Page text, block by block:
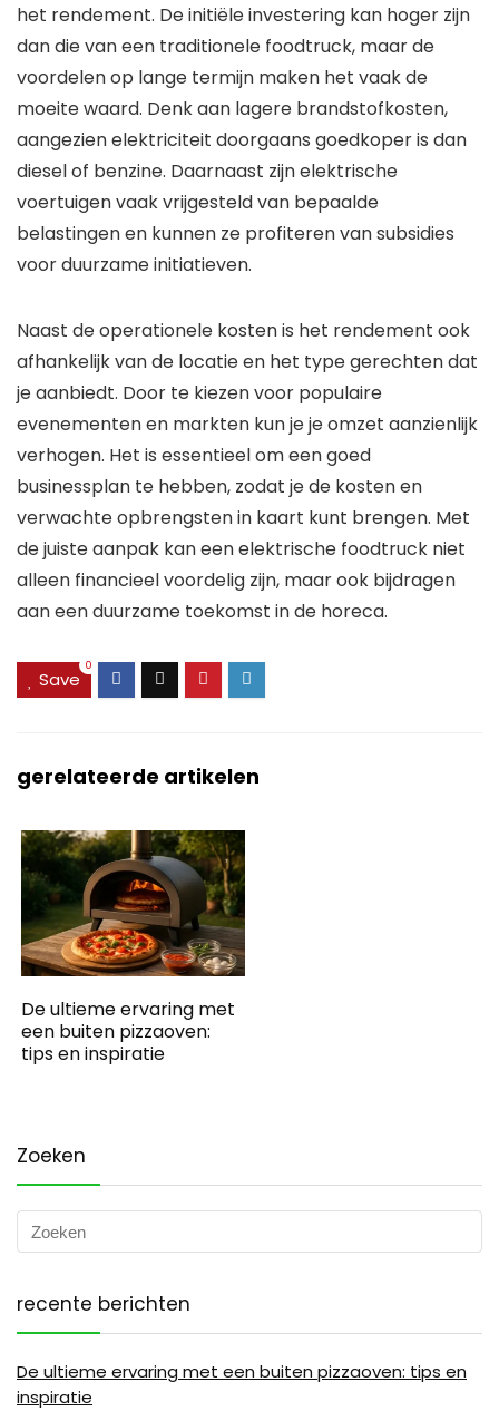
het rendement. De initiële investering kan hoger zijn
dan die van een traditionele foodtruck, maar de
voordelen op lange termijn maken het vaak de
moeite waard. Denk aan lagere brandstofkosten,
aangezien elektriciteit doorgaans goedkoper is dan
diesel of benzine. Daarnaast zijn elektrische
voertuigen vaak vrijgesteld van bepaalde
belastingen en kunnen ze profiteren van subsidies
voor duurzame initiatieven.
Naast de operationele kosten is het rendement ook
afhankelijk van de locatie en het type gerechten dat
je aanbiedt. Door te kiezen voor populaire
evenementen en markten kun je je omzet aanzienlijk
verhogen. Het is essentieel om een goed
businessplan te hebben, zodat je de kosten en
verwachte opbrengsten in kaart kunt brengen. Met
de juiste aanpak kan een elektrische foodtruck niet
alleen financieel voordelig zijn, maar ook bijdragen
aan een duurzame toekomst in de horeca.
Save
0
gerelateerde artikelen
De ultieme ervaring met
een buiten pizzaoven:
tips en inspiratie
Zoeken
recente berichten
De ultieme ervaring met een buiten pizzaoven: tips en
inspiratie